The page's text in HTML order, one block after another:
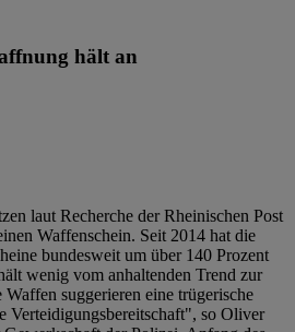
hält an
laut Recherche der Rheinischen Post
Waffenschein. Seit 2014 hat die
bundesweit um über 140 Prozent
wenig vom anhaltenden Trend zur
suggerieren eine trügerische
Verteidigungsbereitschaft", so Oliver